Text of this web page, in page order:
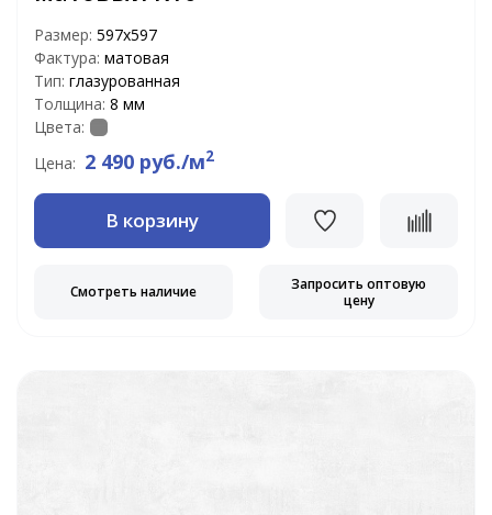
Размер: 597х597
Фактура: матовая
Тип: глазурованная
Толщина: 8 мм
Цвета:
Цена: 2 490 руб./м2
В корзину
Смотреть наличие
Запросить оптовую
цену